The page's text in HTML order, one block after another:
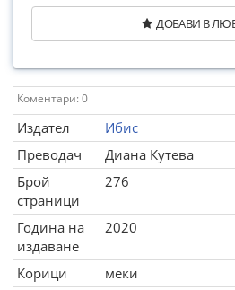
ДОБАВИ В
Коментари: 0
Издател
Ибис
Преводач
Диана Кутева
Брой
страници
276
Година на
издаване
2020
Корици
меки